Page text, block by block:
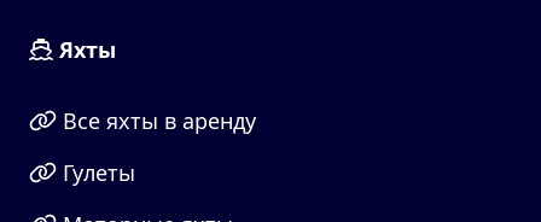
Яхты
Все яхты в аренду
Гулеты